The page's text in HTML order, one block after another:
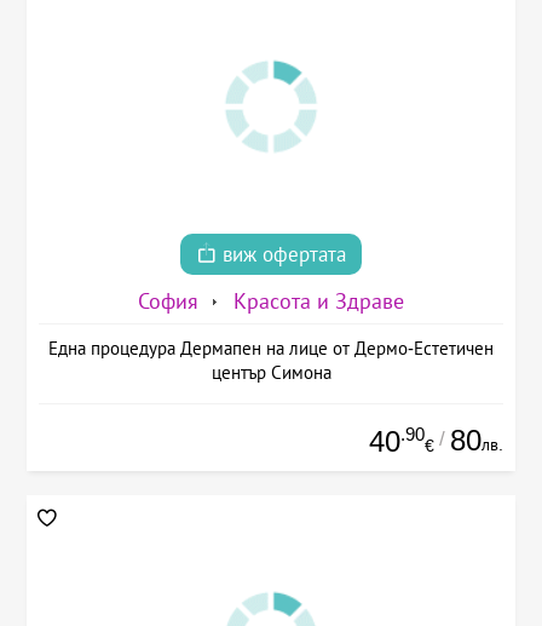
виж офертата
София Красота и Здраве
Една процедура Дермапен на лице от Дермо-Естетичен
център Симона
40.90
€ / 80лв.